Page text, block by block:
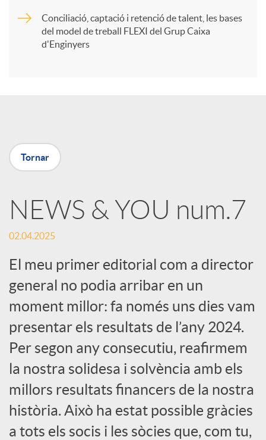
t
i
r
a
X
a
r
x
Conciliació, captació i retenció de talent, les bases
del model de treball FLEXI del Grup Caixa
d'Enginyers
Tornar
NEWS & YOU num.7
02.04.2025
El meu primer editorial com a director
general no podia arribar en un
moment millor: fa només uns dies vam
presentar els resultats de l’any 2024.
Per segon any consecutiu, reafirmem
la nostra solidesa i solvència amb els
millors resultats financers de la nostra
història. Això ha estat possible gràcies
a tots els socis i les sòcies que, com tu,